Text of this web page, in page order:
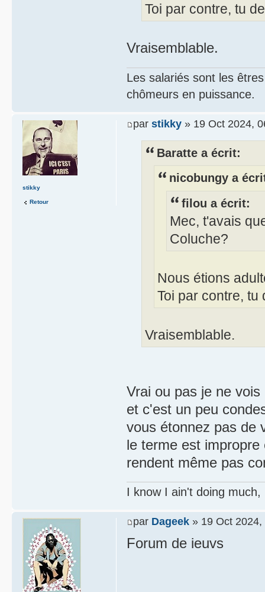
Toi par contre, tu
Vraisemblable.
Les salariés sont les
chômeurs en puissance.
par stikky » 19 Oct 2024,
Baratte a écrit:
nicobungy a
filou a écrit:
Mec, t'avais
Coluche?
Nous étions
Toi par contre,
Vraisemblable.
Vrai ou pas je ne
et c'est un peu
vous étonnez pas de
le terme est
rendent même pas
I know I ain't doing
stikky
Retour
par Dageek » 19 Oct 2024,
Forum de ieuvs